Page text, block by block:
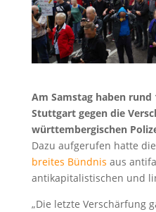
Am Samstag haben rund
Stuttgart gegen die
württembergischen
Dazu aufgerufen hatte
breites Bündnis aus
antikapitalistischen und
„Die letzte Verschärfung